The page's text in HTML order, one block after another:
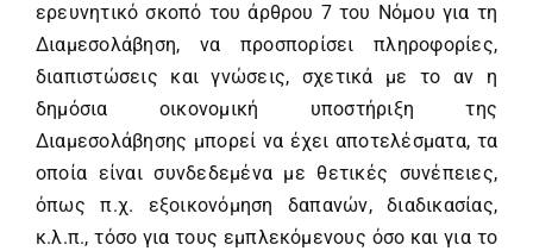
ερευνητικό σκοπό του άρθρου 7 του Νόμου για τη
Διαμεσολάβηση, να προσπορίσει πληροφορίες,
διαπιστώσεις και γνώσεις, σχετικά με το αν η
δημόσια οικονομική υποστήριξη της
Διαμεσολάβησης μπορεί να έχει αποτελέσματα, τα
οποία είναι συνδεδεμένα με θετικές συνέπειες,
όπως π.χ. εξοικονόμηση δαπανών, διαδικασίας,
κ.λ.π., τόσο για τους εμπλεκόμενους όσο και για το